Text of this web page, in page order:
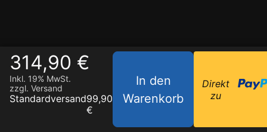
314,90 €
Inkl. 19% MwSt.
zzgl. Versand
Standardversand99,90
€
In den
Warenkorb
Direkt
zu